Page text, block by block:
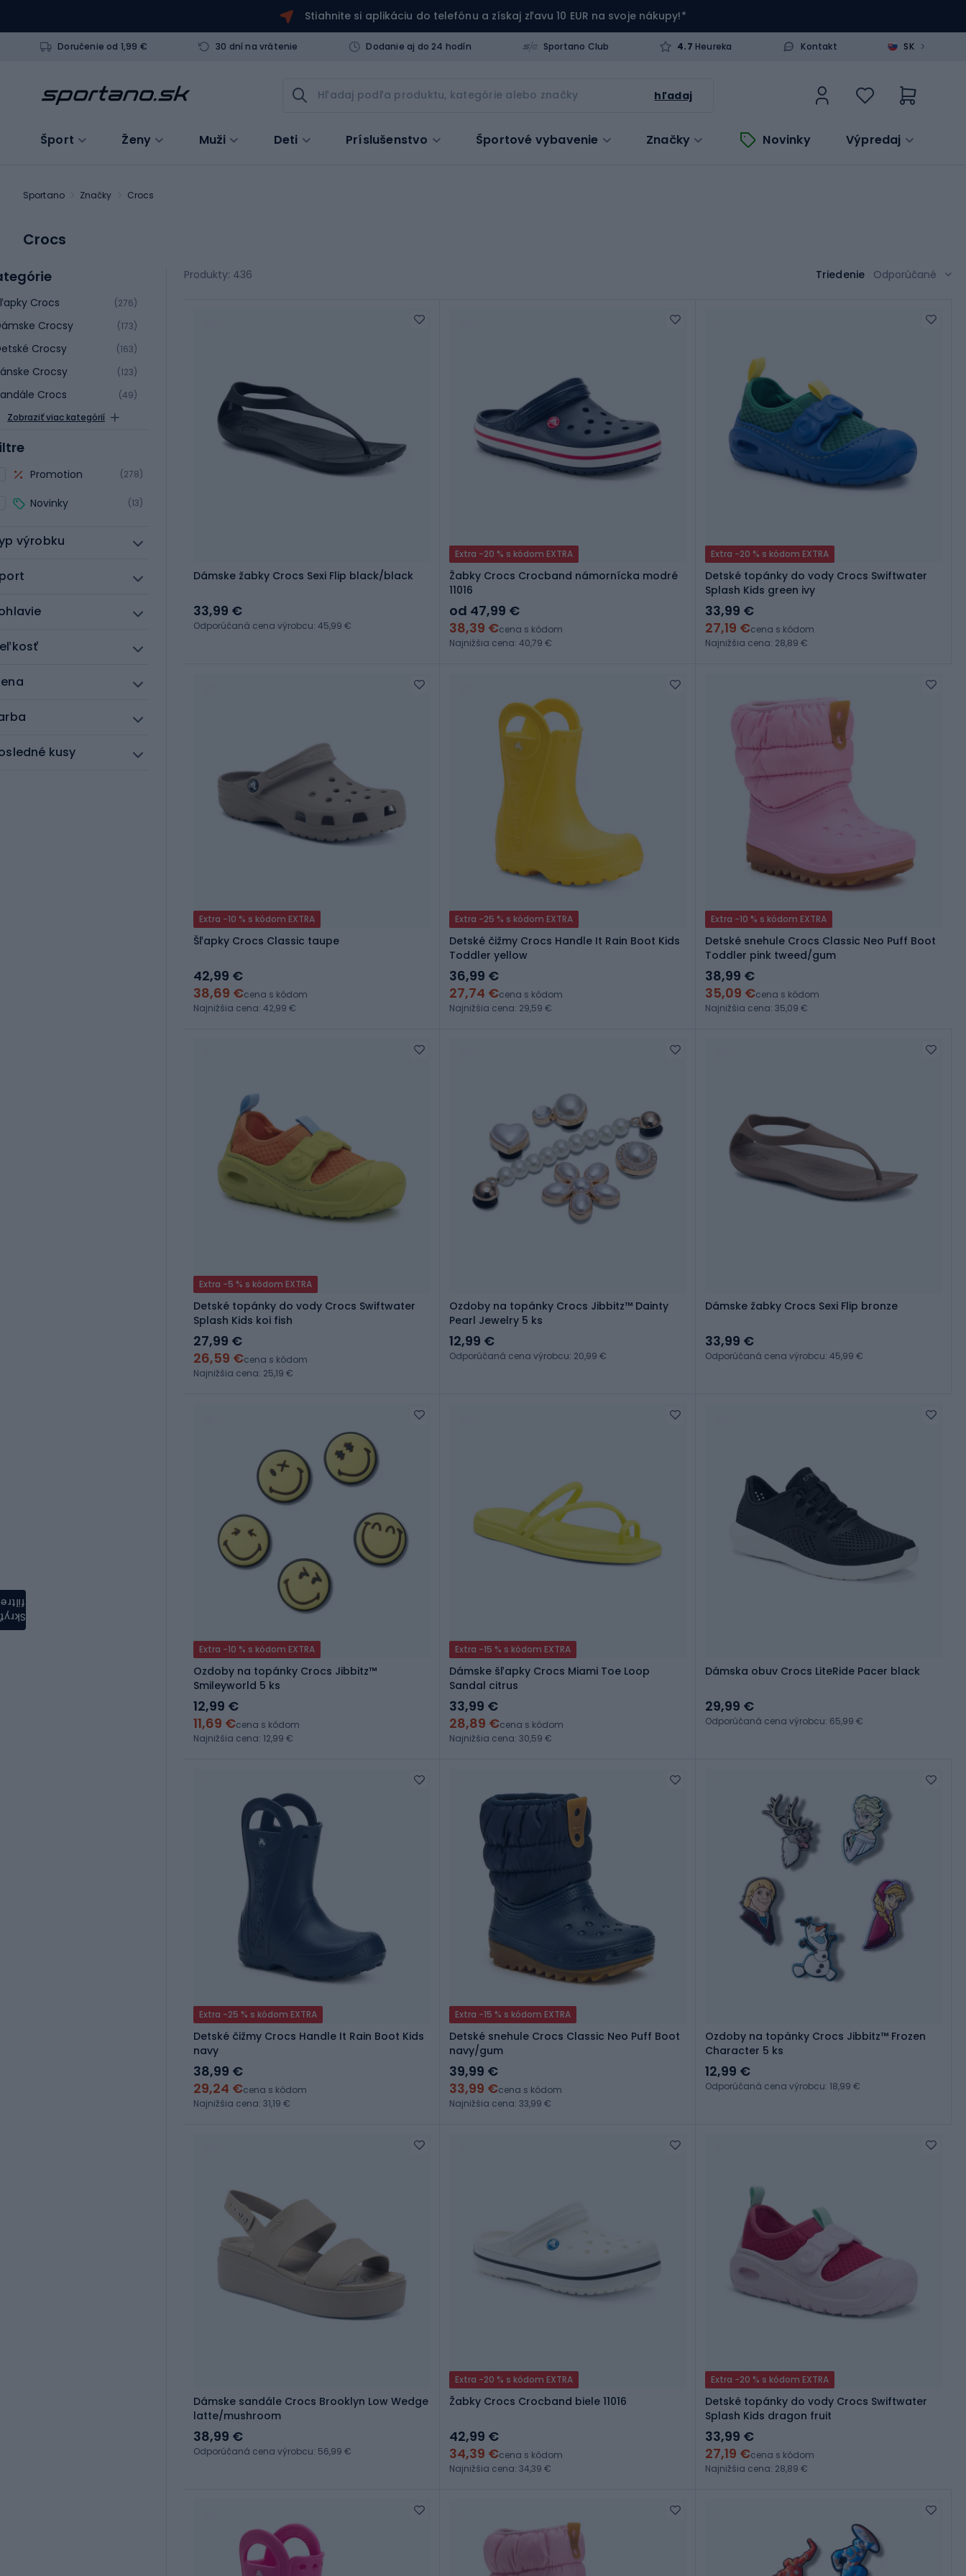
Stiahnite si aplikáciu do telefónu a získaj zľavu 10 EUR na svoje nákupy!*
Doručenie od 1,99 € 30 dní na vrátenie Dodanie aj do 24 hodín Sportano Club 4.7 Heureka Kontakt SK >
hľadaj
Šport Ženy Muži Deti Príslušenstvo Športové vybavenie Značky Novinky Výpredaj
Sportano Značky Crocs
Crocs
Crocs (276)
Crocsy (173)
Crocsy (163)
Crocsy (123)
Crocs
(49)
Zobraziť viac kategórií
Promotion (278)
Novinky (13)
výrobku
kusy
Produkty: 436 Triedenie Odporúčané
Dámske žabky Crocs Sexi Flip black/black
33,99 €
Odporúčaná cena výrobcu: 45,99 €
Extra -20 % s kódom EXTRA
Žabky Crocs Crocband námornícka modré
11016
od 47,99 €
38,39 €cena s kódom
Najnižšia cena: 40,79 €
Extra -20 % s kódom EXTRA
Detské topánky do vody Crocs Swiftwater
Splash Kids green ivy
33,99 €
27,19 €cena s kódom
Najnižšia cena: 28,89 €
Extra -10 % s kódom EXTRA
Šľapky Crocs Classic taupe
42,99 €
38,69 €cena s kódom
Najnižšia cena: 42,99 €
Extra -25 % s kódom EXTRA
Detské čižmy Crocs Handle It Rain Boot Kids
Toddler yellow
36,99 €
27,74 €cena s kódom
Najnižšia cena: 29,59 €
Extra -10 % s kódom EXTRA
Detské snehule Crocs Classic Neo Puff Boot
Toddler pink tweed/gum
38,99 €
35,09 €cena s kódom
Najnižšia cena: 35,09 €
Extra -5 % s kódom EXTRA
Detské topánky do vody Crocs Swiftwater
Splash Kids koi fish
27,99 €
26,59 €cena s kódom
Najnižšia cena: 25,19 €
Ozdoby na topánky Crocs Jibbitz™ Dainty
Pearl Jewelry 5 ks
12,99 €
Odporúčaná cena výrobcu: 20,99 €
Dámske žabky Crocs Sexi Flip bronze
33,99 €
Odporúčaná cena výrobcu: 45,99 €
Extra -10 % s kódom EXTRA
Ozdoby na topánky Crocs Jibbitz™
Smileyworld 5 ks
12,99 €
11,69 €cena s kódom
Najnižšia cena: 12,99 €
Extra -15 % s kódom EXTRA
Dámske šľapky Crocs Miami Toe Loop
Sandal citrus
33,99 €
28,89 €cena s kódom
Najnižšia cena: 30,59 €
Dámska obuv Crocs LiteRide Pacer black
29,99 €
Odporúčaná cena výrobcu: 65,99 €
Extra -25 % s kódom EXTRA
Detské čižmy Crocs Handle It Rain Boot Kids
navy
38,99 €
29,24 €cena s kódom
Najnižšia cena: 31,19 €
Extra -15 % s kódom EXTRA
Detské snehule Crocs Classic Neo Puff Boot
navy/gum
39,99 €
33,99 €cena s kódom
Najnižšia cena: 33,99 €
Ozdoby na topánky Crocs Jibbitz™ Frozen
Character 5 ks
12,99 €
Odporúčaná cena výrobcu: 18,99 €
Dámske sandále Crocs Brooklyn Low Wedge
latte/mushroom
38,99 €
Odporúčaná cena výrobcu: 56,99 €
Extra -20 % s kódom EXTRA
Žabky Crocs Crocband biele 11016
42,99 €
34,39 €cena s kódom
Najnižšia cena: 34,39 €
Extra -20 % s kódom EXTRA
Detské topánky do vody Crocs Swiftwater
Splash Kids dragon fruit
33,99 €
27,19 €cena s kódom
Najnižšia cena: 28,89 €
Skryť
filtre